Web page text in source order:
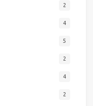
2
4
5
2
4
2